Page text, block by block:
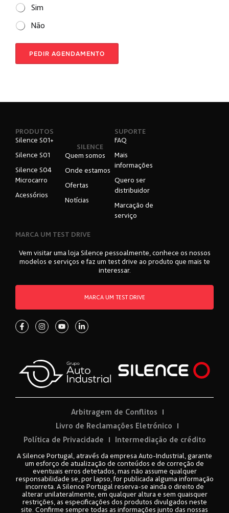
Sim
Não
p
o
o
PEDIR AGENDAMENTO
PRODUTOS
Silence S01+
Silence S01
Silence S04
Microcarro
Acessórios
SILENCE
Quem somos
Onde estamos
Ofertas
Notícias
SUPORTE
FAQ
Mais
informações
Quero ser
distribuidor
Marcação de
serviço
MARCA UM TEST DRIVE
Vem visitar uma loja Silence pessoalmente, conhece os nossos
modelos e serviços e faz um test drive ao produto que mais te
interessar.
MARCA UM TEST DRIVE
Arbitragem de Conflitos
Livro de Reclamações Eletrónico
Política de Privacidade
Intermediação de crédito
A Silence Portugal, através da empresa Auto-Industrial, garante
um esforço de atualização de conteúdos e de correção de
eventuais erros detetados, mas não assume qualquer
responsabilidade se, por lapso, for publicada alguma informação
incorreta. A Silence Portugal reserva-se ainda o direito de
alterar unilateralmente, em qualquer altura e sem quaisquer
restrições, as especificações dos produtos divulgados neste
site. Confirme sempre todas as informações junto das nossas